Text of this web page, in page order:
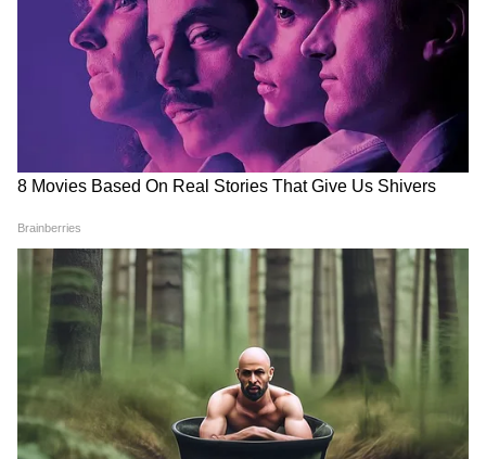
Weather Update 8 August
2026: दिल्ली-NCR से राजस्थान
तक बारिश-तूफान का असर, जानें
आपके शहर का हाल
मौसम अपडेट 7 अगस्त 2026:
दिल्ली-NCR से महाराष्ट्र तक इन
राज्यों में जमकर बरसेंगे बादल, IMD
का बारिश-तूफान अलर्ट
Weather Update 6 August
2026: दिल्ली-NCR समेत 7 राज्यों
में भारी बारिश-तूफान का अलर्ट,
IMD की बड़ी चेतावनी
Weather Update 5 August
2026: दिल्ली-NCR से छत्तीसगढ़
तक बारिश का अलर्ट, जानिए आपके
शहर का हाल
LATEST VIDEOS
Modi in IIT Delhi: '1 लाख करोड़..अंग्रेजी में